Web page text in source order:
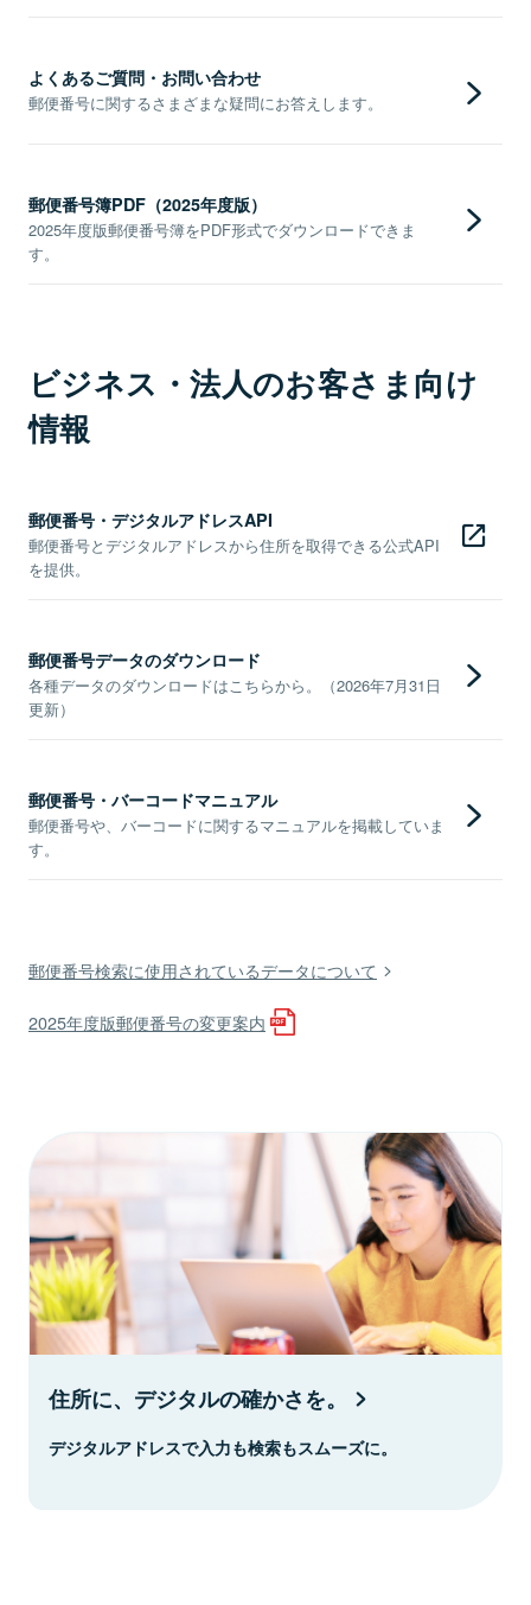
よくあるご質問・お問い合わせ
郵便番号に関するさまざまな疑問にお答えします。
郵便番号簿PDF（2025年度版）
2025年度版郵便番号簿をPDF形式でダウンロードできま
す。
ビジネス・法人のお客さま向け
情報
郵便番号・デジタルアドレスAPI
郵便番号とデジタルアドレスから住所を取得できる公式API
を提供。
郵便番号データのダウンロード
各種データのダウンロードはこちらから。（2026年7月31日
更新）
郵便番号・バーコードマニュアル
郵便番号や、バーコードに関するマニュアルを掲載していま
す。
郵便番号検索に使用されているデータについて
2025年度版郵便番号の変更案内
住所に、デジタルの確かさを。
デジタルアドレスで入力も検索もスムーズに。